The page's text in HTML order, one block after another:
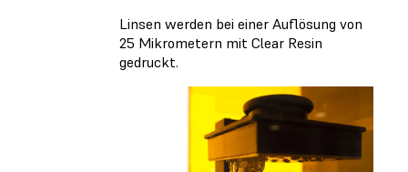
Linsen werden bei einer Auflösung von
25 Mikrometern mit Clear Resin
gedruckt.